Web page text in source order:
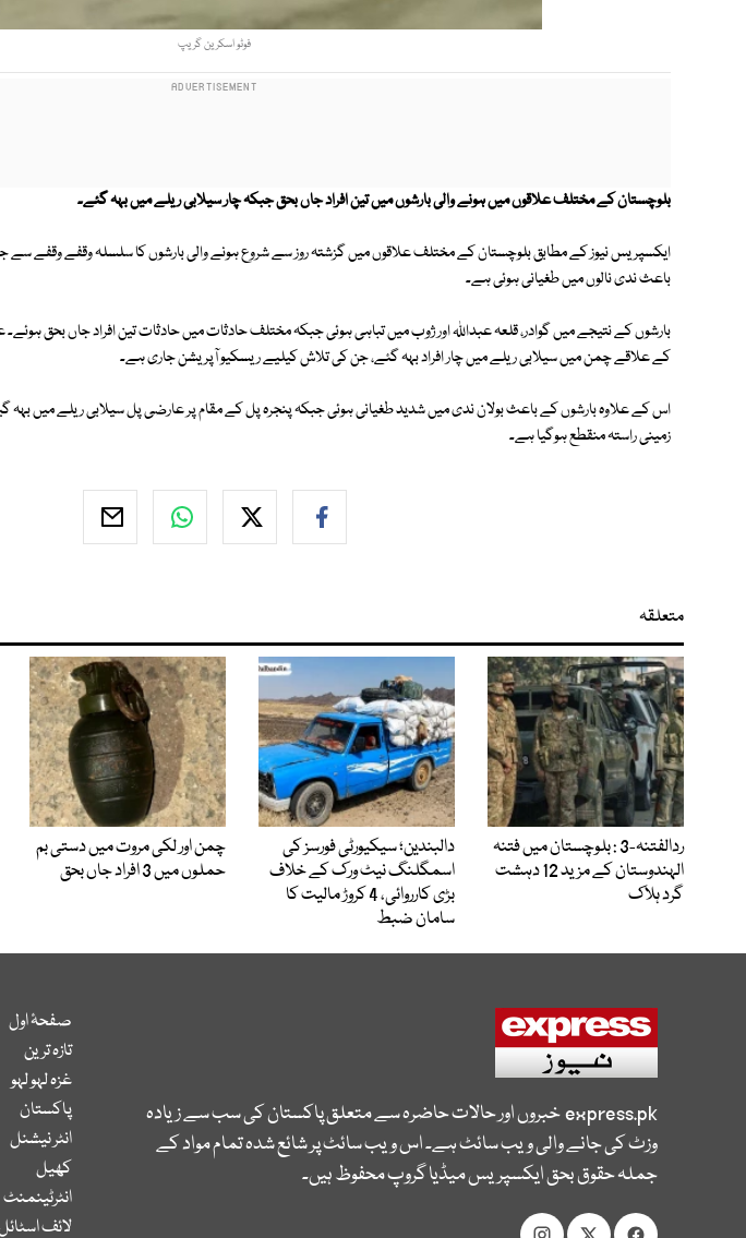
فوٹو اسکرین گریپ
بلوچستان کے مختلف علاقوں میں ہونے والی بارشوں میں تین افراد جاں بحق جبکہ چار سیلابی ریلے میں بہہ گئے۔
ایکسپریس نیوز کے مطابق بلوچستان کے مختلف علاقوں میں گزشتہ روز سے شروع ہونے والی بارشوں کا سلسلہ وقفے وقفے
باعث ندی نالوں میں طغیانی ہوئی ہے۔
بارشوں کے نتیجے میں گوادر، قلعہ عبداللہ اور ژوب میں تباہی ہوئی جبکہ مختلف حادثات میں حادثات تین افراد جاں بحق ہوئے۔
کے علاقے چمن میں سیلابی ریلے میں چار افراد بہہ گئے، جن کی تلاش کیلیے ریسکیو آپریشن جاری ہے۔
اس کے علاوہ بارشوں کے باعث بولان ندی میں شدید طغیانی ہوئی جبکہ پنجرہ پل کے مقام پر عارضی پل سیلابی ریلے میں
زمینی راستہ منقطع ہوگیا ہے۔
متعلقہ
ردالفتنہ-3 : بلوچستان میں فتنہ
الہندوستان کے مزید 12 دہشت
گرد ہلاک
دالبندین؛ سیکیورٹی فورسز کی
اسمگلنگ نیٹ ورک کے خلاف
بڑی کارروائی، 4 کروڑ مالیت کا
سامان ضبط
چمن اور لکی مروت میں دستی بم
حملوں میں 3 افراد جاں بحق
express.pkخبروں اور حالات حاضرہ سے متعلق پاکستان کی سب سے زیادہ
وزٹ کی جانے والی ویب سائٹ ہے۔ اس ویب سائٹ پر شائع شدہ تمام مواد کے
جملہ حقوق بحق ایکسپریس میڈیا گروپ محفوظ ہیں۔
صفحۂ اول
تازہ ترین
غزہ لہو لہو
پاکستان
انٹر نیشنل
کھیل
انٹرٹینمنٹ
لائف